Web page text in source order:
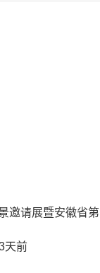
邀请展暨安徽省
天前